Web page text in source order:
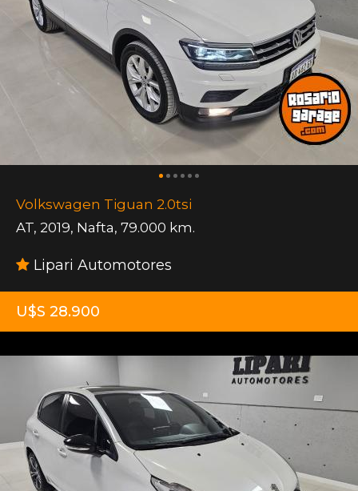
Volkswagen Tiguan 2.0tsi
AT, 2019, Nafta, 79.000 km.
Lipari Automotores
U$S 28.900